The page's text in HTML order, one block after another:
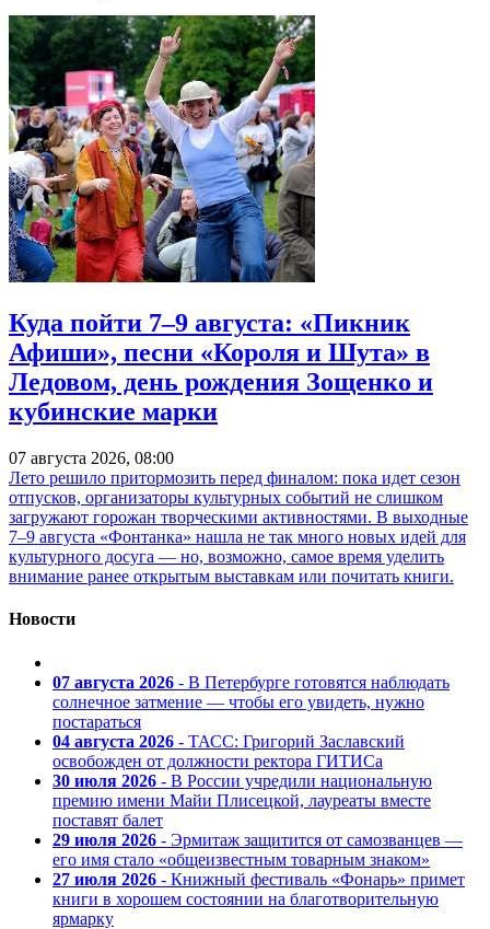
Куда пойти 7–9 августа: «Пикник
Афиши», песни «Короля и Шута» в
Ледовом, день рождения Зощенко и
кубинские марки
07 августа 2026, 08:00
Лето решило притормозить перед финалом: пока идет сезон
отпусков, организаторы культурных событий не слишком
загружают горожан творческими активностями. В выходные
7–9 августа «Фонтанка» нашла не так много новых идей для
культурного досуга — но, возможно, самое время уделить
внимание ранее открытым выставкам или почитать книги.
Новости
07 августа 2026 - В Петербурге готовятся наблюдать
солнечное затмение — чтобы его увидеть, нужно
постараться
04 августа 2026 - ТАСС: Григорий Заславский
освобожден от должности ректора ГИТИСа
30 июля 2026 - В России учредили национальную
премию имени Майи Плисецкой, лауреаты вместе
поставят балет
29 июля 2026 - Эрмитаж защитится от самозванцев —
его имя стало «общеизвестным товарным знаком»
27 июля 2026 - Книжный фестиваль «Фонарь» примет
книги в хорошем состоянии на благотворительную
ярмарку